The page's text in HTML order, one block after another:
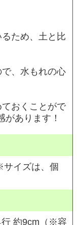
ため、土と比
、水もれの心
おくことがで
があります！
イズは、個
行 約9cm（※容